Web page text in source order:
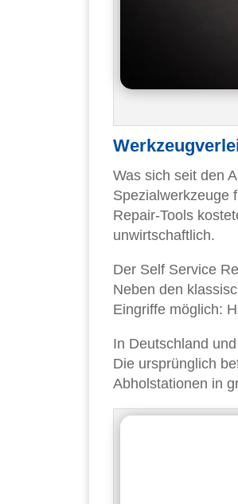
Was sich seit den
Spezialwerkzeuge
Repair-Tools
unwirtschaftlich.
Der Self Service
Neben den
Eingriffe möglich:
In Deutschland
Die ursprünglich
Abholstationen in